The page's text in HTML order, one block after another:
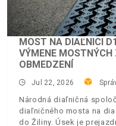
MOST NA DIAĽNICI
VÝMENE
OBMEDZENÍ
Jul 22, 2026
Národná diaľničná
diaľničného mosta na
do Žiliny. Úsek je